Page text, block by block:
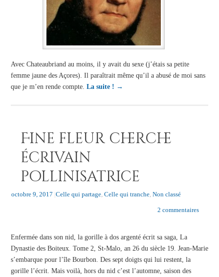
Avec Chateaubriand au moins, il y avait du sexe (j’étais sa petite
femme jaune des Açores). Il paraîtrait même qu’il a abusé de moi sans
que je m’en rende compte. La suite ! →
Fine fleur cherche
écrivain
pollinisatrice
octobre 9, 2017 |Celle qui partage, Celle qui tranche, Non classé
2 commentaires
Enfermée dans son nid, la gorille à dos argenté écrit sa saga, La
Dynastie des Boiteux. Tome 2, St-Malo, an 26 du siècle 19. Jean-Marie
s’embarque pour l’île Bourbon. Des sept doigts qui lui restent, la
gorille l’écrit. Mais voilà, hors du nid c’est l’automne, saison des